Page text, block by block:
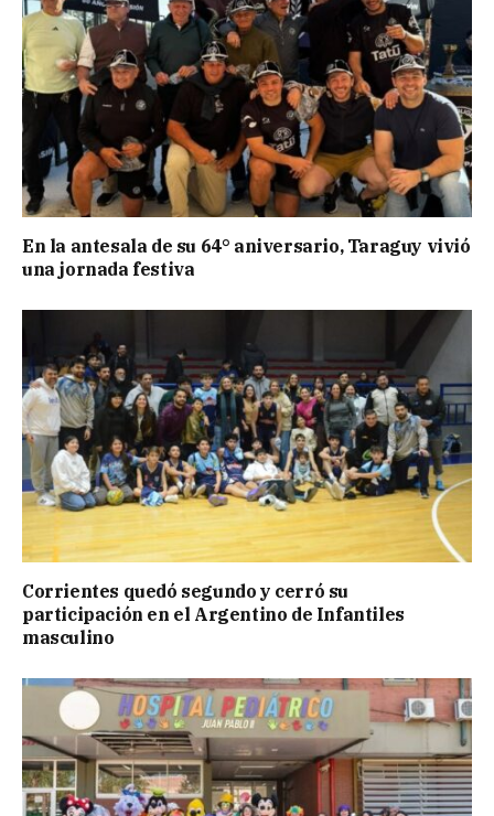
En la antesala de su 64° aniversario, Taraguy vivió
una jornada festiva
Corrientes quedó segundo y cerró su
participación en el Argentino de Infantiles
masculino